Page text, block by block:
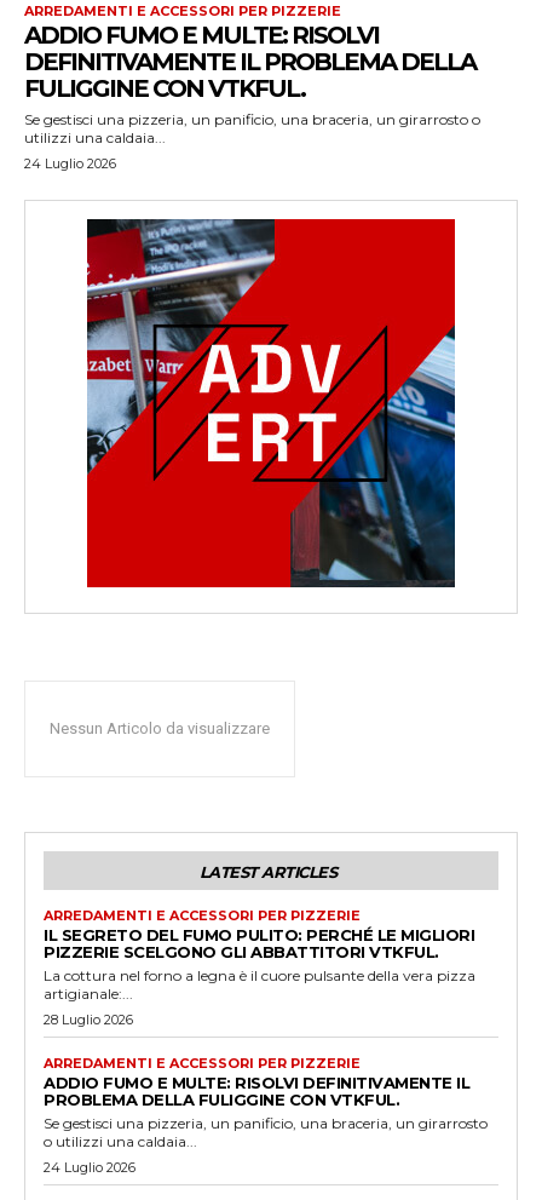
ARREDAMENTI E ACCESSORI PER PIZZERIE
ADDIO FUMO E MULTE: RISOLVI
DEFINITIVAMENTE IL PROBLEMA DELLA
FULIGGINE CON VTKFUL.
Se gestisci una pizzeria, un panificio, una braceria, un girarrosto o
utilizzi una caldaia...
24 Luglio 2026
Nessun Articolo da visualizzare
LATEST ARTICLES
ARREDAMENTI E ACCESSORI PER PIZZERIE
IL SEGRETO DEL FUMO PULITO: PERCHÉ LE MIGLIORI
PIZZERIE SCELGONO GLI ABBATTITORI VTKFUL.
La cottura nel forno a legna è il cuore pulsante della vera pizza
artigianale:...
28 Luglio 2026
ARREDAMENTI E ACCESSORI PER PIZZERIE
ADDIO FUMO E MULTE: RISOLVI DEFINITIVAMENTE IL
PROBLEMA DELLA FULIGGINE CON VTKFUL.
Se gestisci una pizzeria, un panificio, una braceria, un girarrosto
o utilizzi una caldaia...
24 Luglio 2026